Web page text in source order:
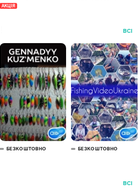
АКЦІЯ
ВСІ
БЕЗКОШТОВНО БЕЗКОШТОВНО
ВСІ